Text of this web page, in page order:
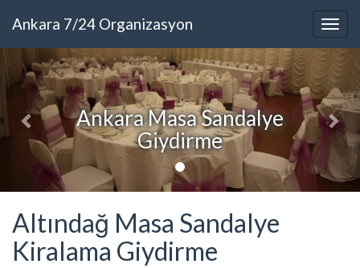
Ankara 7/24 Organizasyon
Ankara Masa Sandalye
Giydirme
Altındağ Masa Sandalye
Kiralama Giydirme